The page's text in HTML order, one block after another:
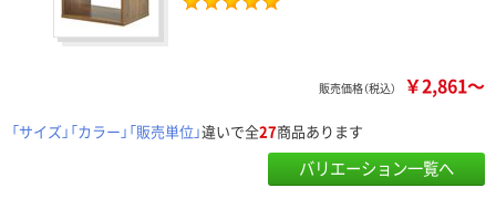
販売価格（税込） ￥2,861～
「サイズ」「カラー」「販売単位」違いで全27商品あります
バリエーション一覧へ